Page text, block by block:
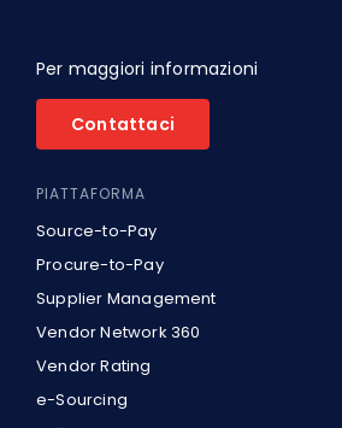
Per maggiori informazioni
Contattaci
PIATTAFORMA
Source-to-Pay
Procure-to-Pay
Supplier Management
Vendor Network 360
Vendor Rating
e-Sourcing